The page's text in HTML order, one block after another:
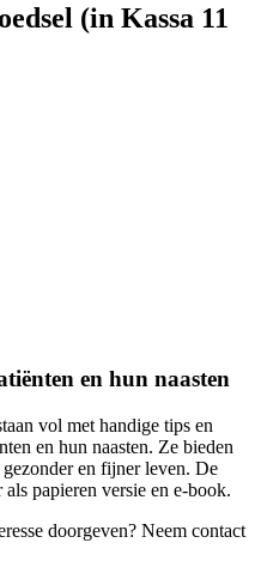
(in Kassa 11
en hun naasten
vol met handige tips en
en hun naasten. Ze bieden
en fijner leven. De
papieren versie en e-book.
doorgeven? Neem contact